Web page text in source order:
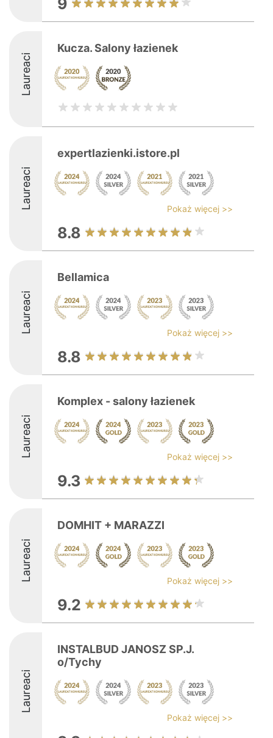
9
Laureaci
Kucza. Salony łazienek
Laureaci
expertlazienki.istore.pl
Pokaż więcej >>
8.8
Laureaci
Bellamica
Pokaż więcej >>
8.8
Laureaci
Komplex - salony łazienek
Pokaż więcej >>
9.3
Laureaci
DOMHIT + MARAZZI
Pokaż więcej >>
9.2
Laureaci
INSTALBUD JANOSZ SP.J.
o/Tychy
Pokaż więcej >>